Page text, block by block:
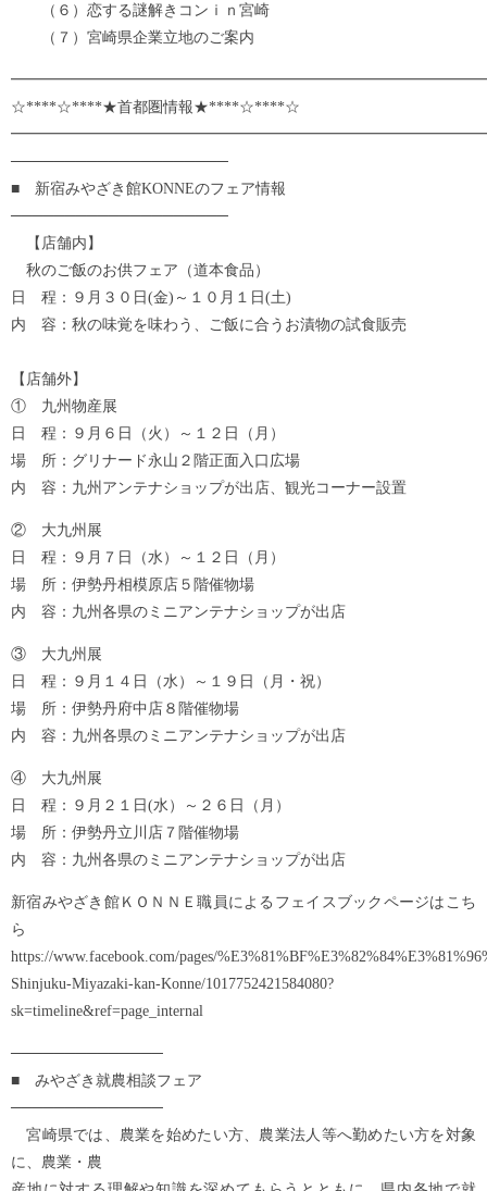
（６）恋する謎解きコンｉｎ宮崎
（７）宮崎県企業立地のご案内
☆****☆****★首都圏情報★****☆****☆
────────────────────
■ 新宿みやざき館KONNEのフェア情報
────────────────────
【店舗内】
秋のご飯のお供フェア（道本食品）
日 程：９月３０日(金)～１０月１日(土)
内 容：秋の味覚を味わう、ご飯に合うお漬物の試食販売
【店舗外】
① 九州物産展
日 程：９月６日（火）～１２日（月）
場 所：グリナード永山２階正面入口広場
内 容：九州アンテナショップが出店、観光コーナー設置
② 大九州展
日 程：９月７日（水）～１２日（月）
場 所：伊勢丹相模原店５階催物場
内 容：九州各県のミニアンテナショップが出店
③ 大九州展
日 程：９月１４日（水）～１９日（月・祝）
場 所：伊勢丹府中店８階催物場
内 容：九州各県のミニアンテナショップが出店
④ 大九州展
日 程：９月２１日(水）～２６日（月）
場 所：伊勢丹立川店７階催物場
内 容：九州各県のミニアンテナショップが出店
新宿みやざき館ＫＯＮＮＥ職員によるフェイスブックページはこち
ら
https://www.facebook.com/pages/
Shinjuku-Miyazaki-kan-Konne/1017752421584080?
sk=timeline&ref=page_internal
──────────────
■ みやざき就農相談フェア
──────────────
宮崎県では、農業を始めたい方、農業法人等へ勤めたい方を対象
に、農業・農